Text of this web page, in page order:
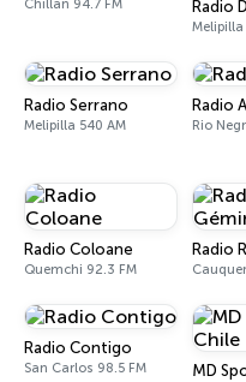
Chillán 94.7 FM Radio
Melipilla
Radio Serrano
Melipilla 540 AM
Radio
Rio
Radio Coloane
Quemchi 92.3 FM
Radio
Radio Contigo
San Carlos 98.5 FM MD